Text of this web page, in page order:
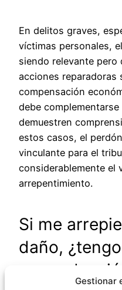
Gestionar
En delitos graves,
víctimas personales,
siendo relevante pero
acciones reparadoras
compensación
debe
demuestren
estos casos, el
vinculante para el
considerablemente el
arrepentimiento.
Si me
daño,
una